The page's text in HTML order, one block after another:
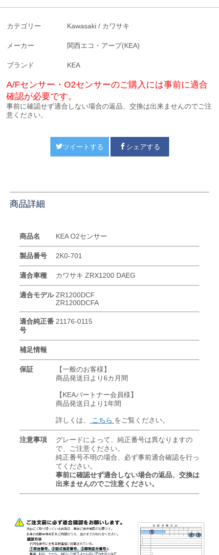
カテゴリー Kawasaki / カワサキ
メーカー 関西エコ・アープ(KEA)
ブランド KEA
A/Fセンサー・O2センサーのご購入には事前に適合
確認が必要です。
事前に確認せず適合しない場合の返品、交換は出来ませんのでご注
意ください。
ツイートする シェアする
商品詳細
商品名 KEA O2センサー
製品番号 2K0-701
適合車種 カワサキ ZRX1200 DAEG
適合モデル ZR1200DCF
ZR1200DCFA
適合純正番
号
21176-0115
補足情報
保証
【一般のお客様】
商品発送日より6カ月間
【KEAパートナー会員様】
商品発送日より1年間
詳しくは、 こちら をご覧ください。
注意事項
グレードによって、純正番号は異なりますの
で、ご注意ください。
純正番号不明の場合、必ず事前適合確認を行っ
てください。
事前に確認せず適合しない場合の返品、交換は
出来ませんのでご注意ください。